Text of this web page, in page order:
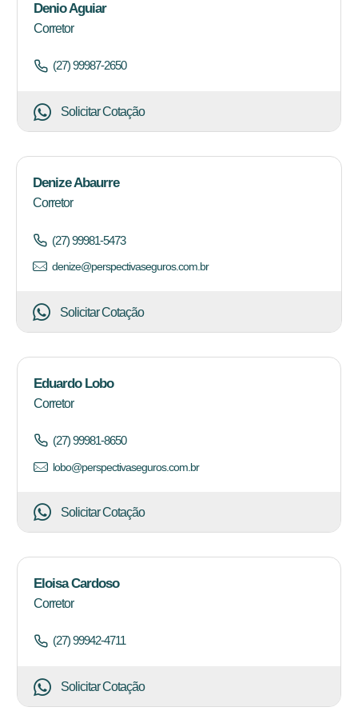
Denio Aguiar
Corretor
(27) 99987-2650
Solicitar Cotação
Denize Abaurre
Corretor
(27) 99981-5473
denize@perspectivaseguros.com.br
Solicitar Cotação
Eduardo Lobo
Corretor
(27) 99981-8650
lobo@perspectivaseguros.com.br
Solicitar Cotação
Eloisa Cardoso
Corretor
(27) 99942-4711
Solicitar Cotação